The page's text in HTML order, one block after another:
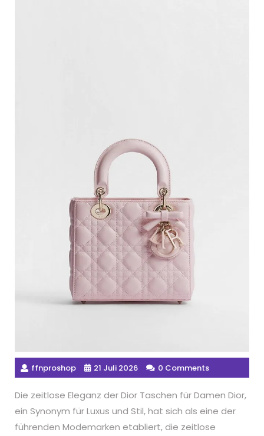
ffnproshop 21 Juli 2026 0 Comments
Die zeitlose Eleganz der Dior Taschen für Damen Dior,
ein Synonym für Luxus und Stil, hat sich als eine der
führenden Modemarken etabliert, die zeitlose